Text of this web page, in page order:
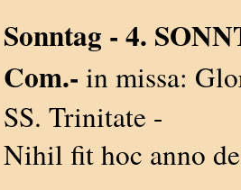
Sonntag - 4.
Com.- in missa:
SS. Trinitate -
Nihil fit hoc anno